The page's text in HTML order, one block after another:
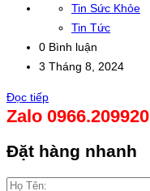
Tin Sức Khỏe
Tin Tức
0 Bình luận
3 Tháng 8, 2024
Đọc tiếp
Zalo 0966.209920
Đặt hàng nhanh